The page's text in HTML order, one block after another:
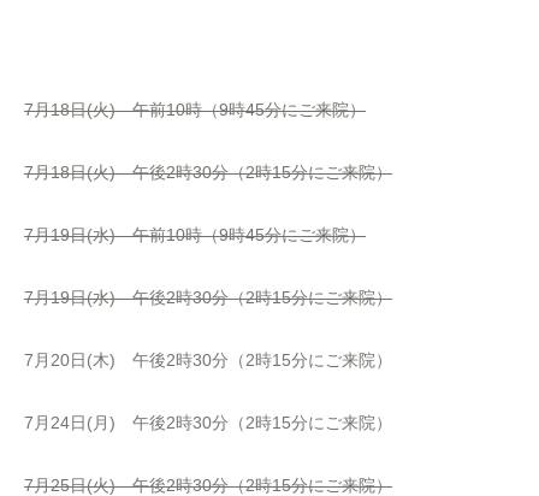
7月18日(火) 午前10時（9時45分にご来院）
7月18日(火) 午後2時30分（2時15分にご来院）
7月19日(水) 午前10時（9時45分にご来院）
7月19日(水) 午後2時30分（2時15分にご来院）
7月20日(木) 午後2時30分（2時15分にご来院）
7月24日(月) 午後2時30分（2時15分にご来院）
7月25日(火) 午後2時30分（2時15分にご来院）